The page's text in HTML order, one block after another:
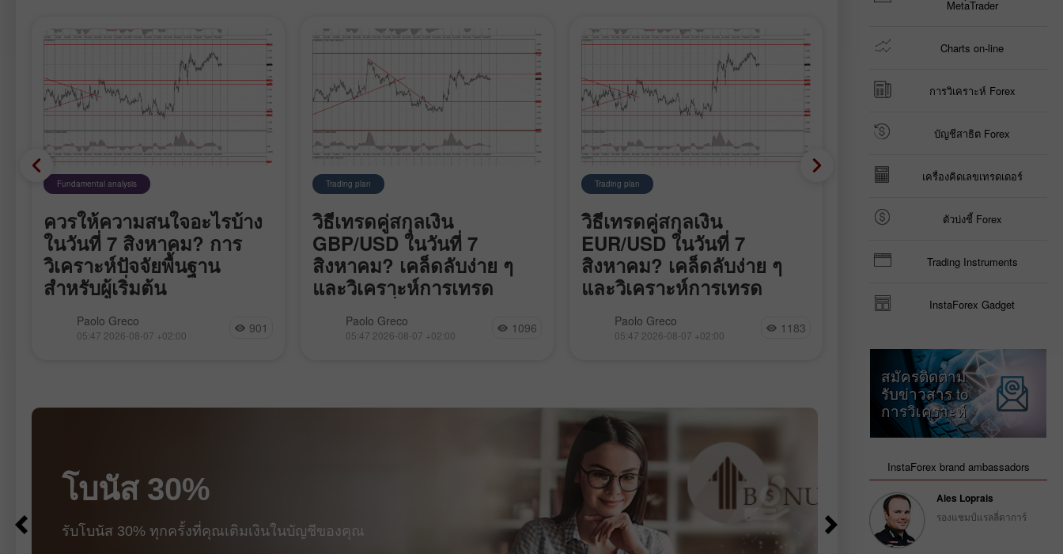
Fundamental analysis
ควรให้ความสนใจอะไรบ้าง
ในวันที่ 7 สิงหาคม? การ
วิเคราะห์ปัจจัยพื้นฐาน
สำหรับผู้เริ่มต้น
มีรายงานตัวเลขเศรษฐกิจมหภาคที่มี
กำหนดประกาศในวันศุกร์เพียงไม่กี่
ไปที่ข้อมูลจากสหรัฐฯ เป็นหลัก วันนี้จะมี
แรกแทบไม่ต้องอธิบายเพิ่มเติม
Paolo Greco
05:47 2026-08-07 +02:00 901
Trading plan
วิธีเทรดคู่สกุลเงิน
GBP/USD ในวันที่ 7
สิงหาคม? เคล็ดลับง่าย ๆ
และวิเคราะห์การเทรด
สำหรับผู้เริ่มต้น
คู่เงิน GBP/USD แทบไม่ขยับตลอดวัน
พฤหัสบดี ความผันผวนมีไม่ถึง 40 พิป ซึ่ง
การเผยแพร่ข้อมูลเศรษฐกิจสำคัญทั้งใน
ตอนนี้มีเพียงตลาดน้ำมันเท่านั้นที่ตอบ
Paolo Greco
05:47 2026-08-07 +02:00 1096
Trading plan
วิธีเทรดคู่สกุลเงิน
EUR/USD ในวันที่ 7
สิงหาคม? เคล็ดลับง่าย ๆ
และวิเคราะห์การเทรด
สำหรับมือใหม่
คู่สกุลเงิน EUR/USD มีการปรับตัวลงเล็ก
น้อยระหว่างการซื้อขายในวันพฤหัสบดี
เพียง “เสียงรบกวน” ปกติของตลาดตลอด
ทั้งวัน โดยไม่มีตัวเลขสำคัญหรือเหตุกา
รณ์ใดๆ ที่โดดเด่น
Paolo Greco
05:47 2026-08-07 +02:00 1183
Trading plan
คำแนะนำการเทรดและบท
ประจำวันที่ 7 สิงหาคม: เ
คู่สกุลเงิน GBP/USD แทบไม่มีความ
ตลอดทั้งวันไม่มีเหตุการณ์สำคัญหรือ
การประกาศตัวเลขใด ๆ จากทั้งฝั่งสห
ราชอาณาจักรหรือสหรัฐฯ ที่ทำให้ตล
ต้องตอบสนอง ดังนั้น ภาวะผันผวนต่
หนึ่งวันจึงไม่น่าแปลกใจ ตั้งแต่ต้น
สัปดาห์ ตลาดจับตาดูข้อมูลตลาด
สหรัฐฯ อย่างใกล้ชิด เพราะข้อมูลเห
จะเป็นตัวกำหนดทิศทางของอัตรา
ดอกเบี้ยนโยบายของ Fed ซึ่งก็พอจะ
เดาได้อยู่แล้วว่า
โบนัส 30%
รับโบนัส 30% ทุกครั้งที่คุณเติมเงินในบัญชีของคุณ
MetaTrader
Charts on-line
การวิเคราะห์ Forex
บัญชีสาธิต Forex
เครื่องคิดเลขเทรดเดอร์
ตัวบ่งชี้ Forex
Trading Instruments
InstaForex Gadget
สมัครติดตาม
รับข่าวสาร to
การวิเคราะห์
InstaForex brand ambassadors
Ales Loprais
รองแชมป์แรลลี่ดาการ์